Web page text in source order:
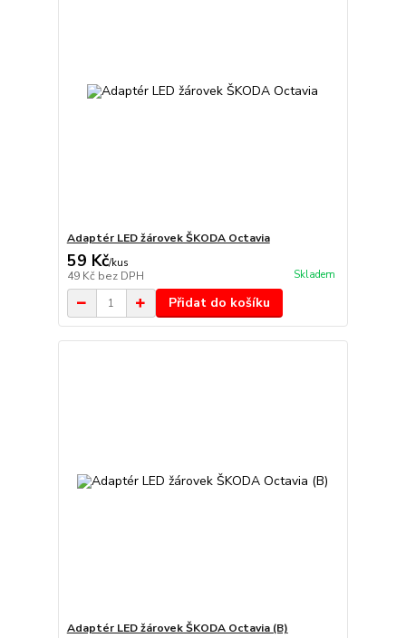
Adaptér LED žárovek ŠKODA Octavia
59 Kč/kus
49 Kč bez DPH Skladem
Přidat do košíku
Adaptér LED žárovek ŠKODA Octavia (B)